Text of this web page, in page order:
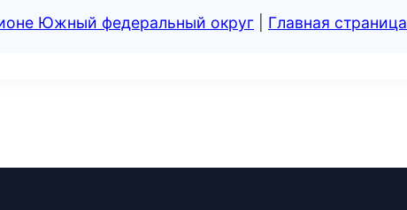
Южный федеральный округ Главная страница